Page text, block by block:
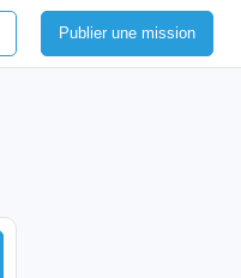
Publier une mission